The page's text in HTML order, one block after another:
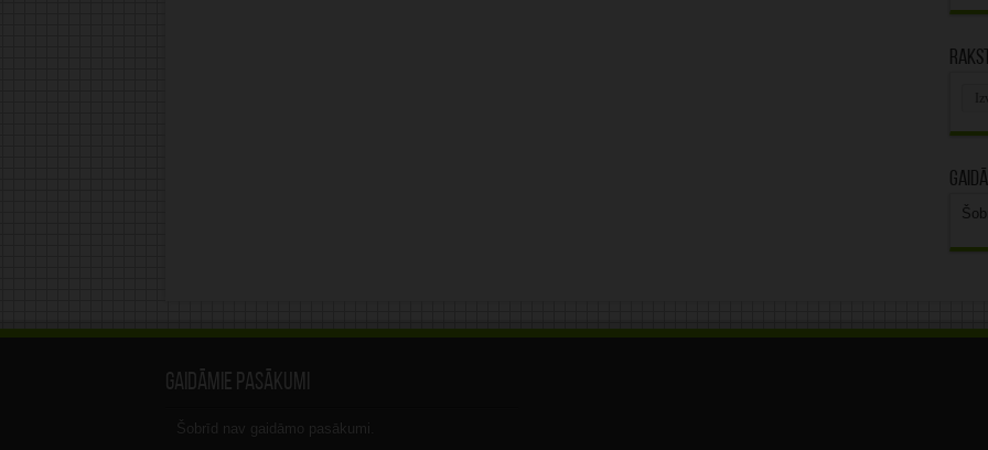
Gaidāmie pasākumi
Šobrīd nav gaidāmo pasākumi.